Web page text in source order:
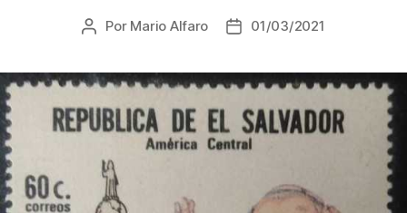
Autor
entrada
Por Mario Alfaro
Fecha
entrada
01/03/2021